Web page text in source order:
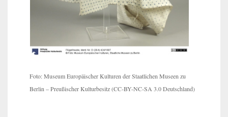
Foto: Museum Europäischer Kulturen der Staatlichen Museen zu
Berlin – Preußischer Kulturbesitz (CC-BY-NC-SA 3.0 Deutschland)